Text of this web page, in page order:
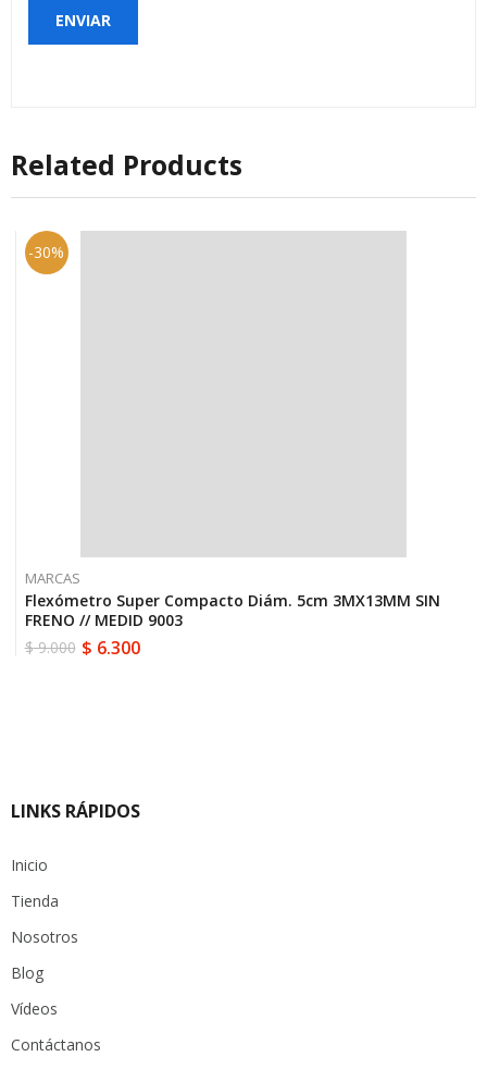
Related Products
-30%
MARCAS
Flexómetro Super Compacto Diám. 5cm 3MX13MM SIN
FRENO // MEDID 9003
$9.000
El $ 6.300
El
LINKS RÁPIDOS
Inicio
Tienda
Nosotros
Blog
Vídeos
Contáctanos